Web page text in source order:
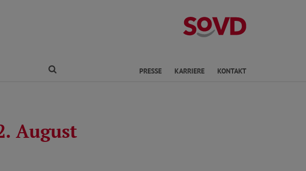
Landesverband
PRESSE KARRIERE KONTAKT
August